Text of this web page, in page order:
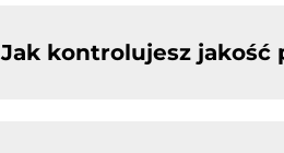
Jak kontrolujesz jakość